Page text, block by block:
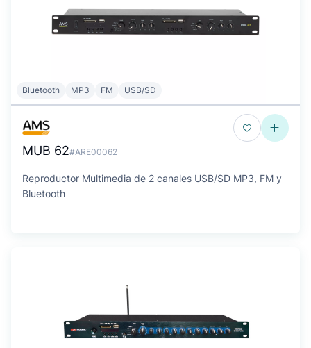
Bluetooth MP3 FM USB/SD
MUB 62#ARE00062
Reproductor Multimedia de 2 canales USB/SD MP3, FM y
Bluetooth